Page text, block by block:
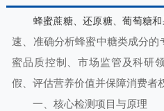
蜂蜜蔗糖、还原糖、葡萄糖
速、准确分析蜂蜜中糖类成分的
蜜品质控制、市场监管及科研
假、评估营养价值并保障消费者
一、核心检测项目与原理